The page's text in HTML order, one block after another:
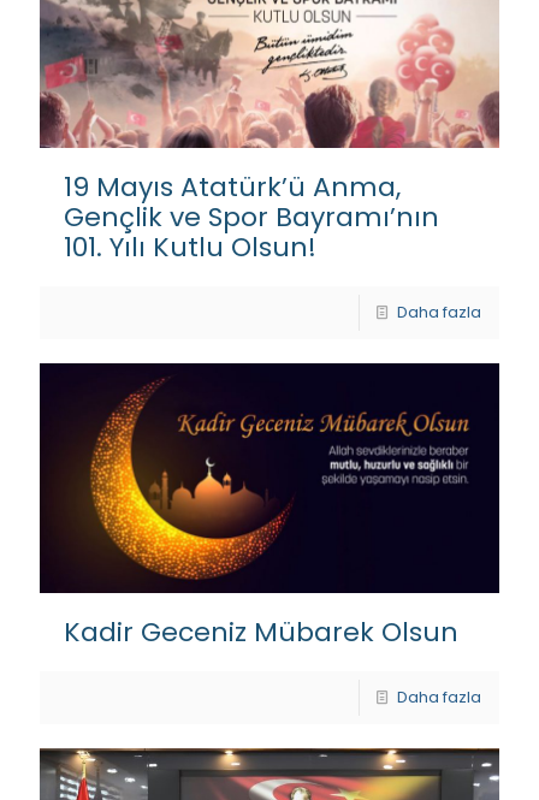
19 Mayıs Atatürk’ü Anma,
Gençlik ve Spor Bayramı’nın
101. Yılı Kutlu Olsun!
Daha fazla
Kadir Geceniz Mübarek Olsun
Daha fazla